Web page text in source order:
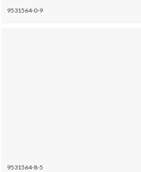
9531564-0-9
9531564-8-5